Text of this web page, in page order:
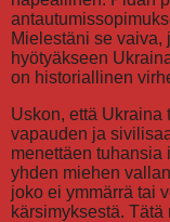
Mielestäni se vaiva,
hyötyäkseen
on historiallinen
Uskon, että Ukraina
vapauden ja
menettäen tuhansia
yhden miehen
joko ei ymmärrä tai
kärsimyksestä.